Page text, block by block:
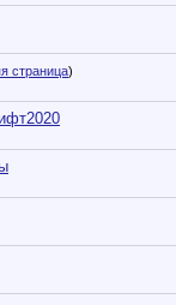
страница)